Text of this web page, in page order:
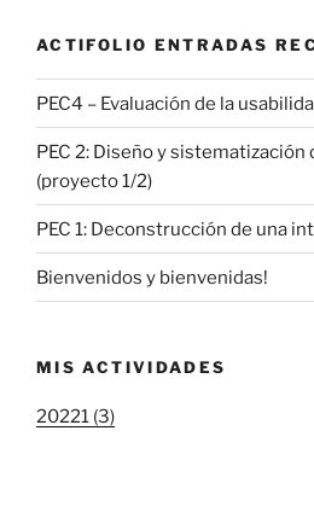
ACTIFOLIO ENTRADAS
PEC4 – Evaluación de la
PEC 2: Diseño y
(proyecto 1/2)
PEC 1: Deconstrucción de una
Bienvenidos y bienvenidas!
MIS ACTIVIDADES
20221 (3)